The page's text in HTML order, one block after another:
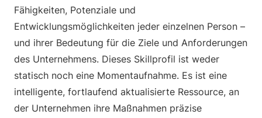
Fähigkeiten, Potenziale und
Entwicklungsmöglichkeiten jeder einzelnen Person –
und ihrer Bedeutung für die Ziele und Anforderungen
des Unternehmens. Dieses Skillprofil ist weder
statisch noch eine Momentaufnahme. Es ist eine
intelligente, fortlaufend aktualisierte Ressource, an
der Unternehmen ihre Maßnahmen präzise